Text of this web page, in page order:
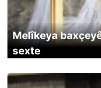
Melîkeya
sexte